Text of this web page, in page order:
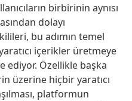
birbirinin aynısı
dolayı
bu adımın temel
içerikler üretmeye
ediyor. Özellikle başka
üzerine hiçbir yaratıcı
platformun